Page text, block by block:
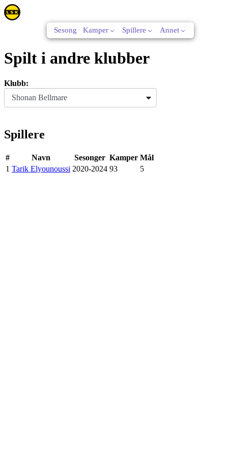
Sesong Kamper Spillere Annet
Spilt i andre klubber
Klubb:
Shonan Bellmare
Spillere
# Navn Sesonger Kamper Mål
1 Tarik Elyounoussi 2020-2024 93 5